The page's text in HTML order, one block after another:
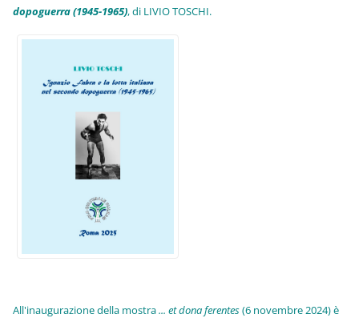
dopoguerra (1945-1965), di LIVIO TOSCHI.
All'inaugurazione della mostra... et dona ferentes(6 novembre 2024) è